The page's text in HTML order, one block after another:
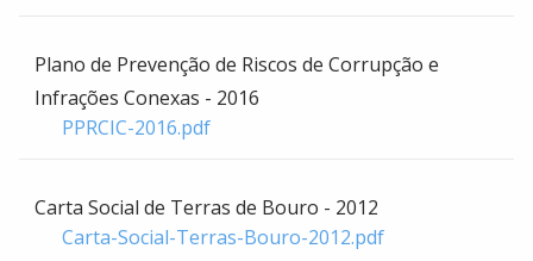
Plano de Prevenção de Riscos de Corrupção e
Infrações Conexas - 2016
PPRCIC-2016.pdf
Carta Social de Terras de Bouro - 2012
Carta-Social-Terras-Bouro-2012.pdf